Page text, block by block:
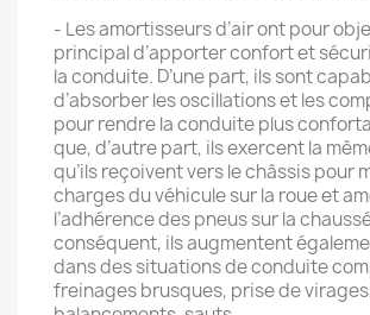
- Les amortisseurs d’air ont pour
principal d’apporter confort et
la conduite. D’une part, ils sont
d’absorber les oscillations et les
pour rendre la conduite plus
que, d’autre part, ils exercent la
qu’ils reçoivent vers le châssis pour
charges du véhicule sur la roue et
l’adhérence des pneus sur la
conséquent, ils augmentent
dans des situations de conduite
freinages brusques, prise de